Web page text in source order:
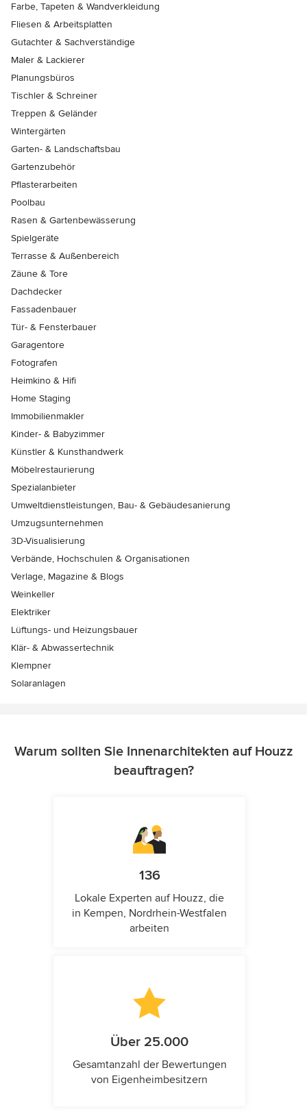
Farbe, Tapeten & Wandverkleidung
Fliesen & Arbeitsplatten
Gutachter & Sachverständige
Maler & Lackierer
Planungsbüros
Tischler & Schreiner
Treppen & Geländer
Wintergärten
Garten- & Landschaftsbau
Gartenzubehör
Pflasterarbeiten
Poolbau
Rasen & Gartenbewässerung
Spielgeräte
Terrasse & Außenbereich
Zäune & Tore
Dachdecker
Fassadenbauer
Tür- & Fensterbauer
Garagentore
Fotografen
Heimkino & Hifi
Home Staging
Immobilienmakler
Kinder- & Babyzimmer
Künstler & Kunsthandwerk
Möbelrestaurierung
Spezialanbieter
Umweltdienstleistungen, Bau- & Gebäudesanierung
Umzugsunternehmen
3D-Visualisierung
Verbände, Hochschulen & Organisationen
Verlage, Magazine & Blogs
Weinkeller
Elektriker
Lüftungs- und Heizungsbauer
Klär- & Abwassertechnik
Klempner
Solaranlagen
Warum sollten Sie Innenarchitekten auf Houzz
beauftragen?
136
Lokale Experten auf Houzz, die
in Kempen, Nordrhein-Westfalen
arbeiten
Über 25.000
Gesamtanzahl der Bewertungen
von Eigenheimbesitzern